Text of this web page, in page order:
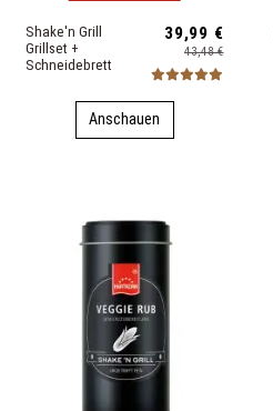
Shake'n Grill
Grillset +
Schneidebrett
39,99 €
43,48 €
Anschauen